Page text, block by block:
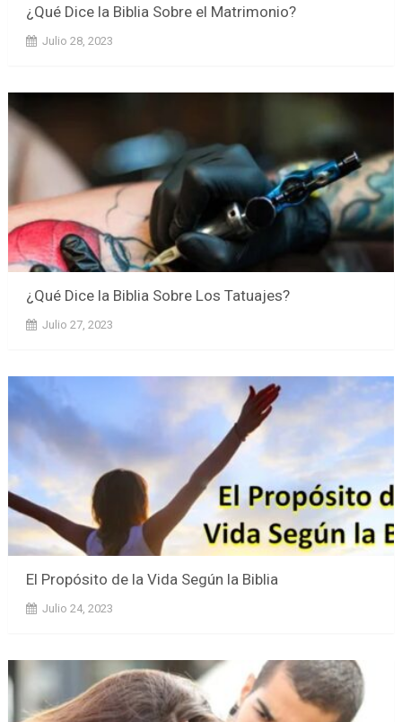
¿Qué Dice la Biblia Sobre el Matrimonio?
Julio 28, 2023
¿Qué Dice la Biblia Sobre Los Tatuajes?
Julio 27, 2023
El Propósito de la Vida Según la Biblia
Julio 24, 2023